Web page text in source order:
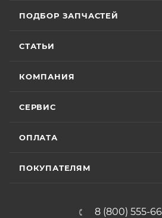
ПОДБОР ЗАПЧАСТЕЙ
СТАТЬИ
КОМПАНИЯ
СЕРВИС
ОПЛАТА
ПОКУПАТЕЛЯМ
8 (800) 555-